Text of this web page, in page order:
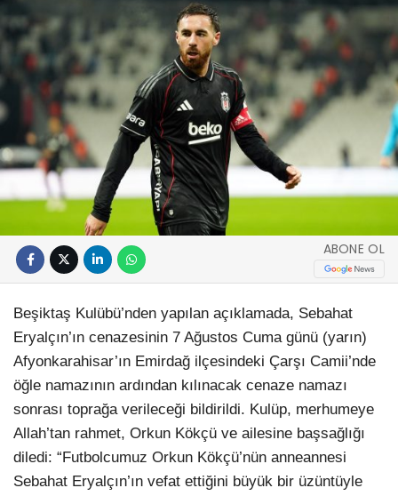
ABONE OL
Beşiktaş Kulübü’nden yapılan açıklamada, Sebahat
Eryalçın’ın cenazesinin 7 Ağustos Cuma günü (yarın)
Afyonkarahisar’ın Emirdağ ilçesindeki Çarşı Camii’nde
öğle namazının ardından kılınacak cenaze namazı
sonrası toprağa verileceği bildirildi. Kulüp, merhumeye
Allah’tan rahmet, Orkun Kökçü ve ailesine başsağlığı
diledi: “Futbolcumuz Orkun Kökçü’nün anneannesi
Sebahat Eryalçın’ın vefat ettiğini büyük bir üzüntüyle